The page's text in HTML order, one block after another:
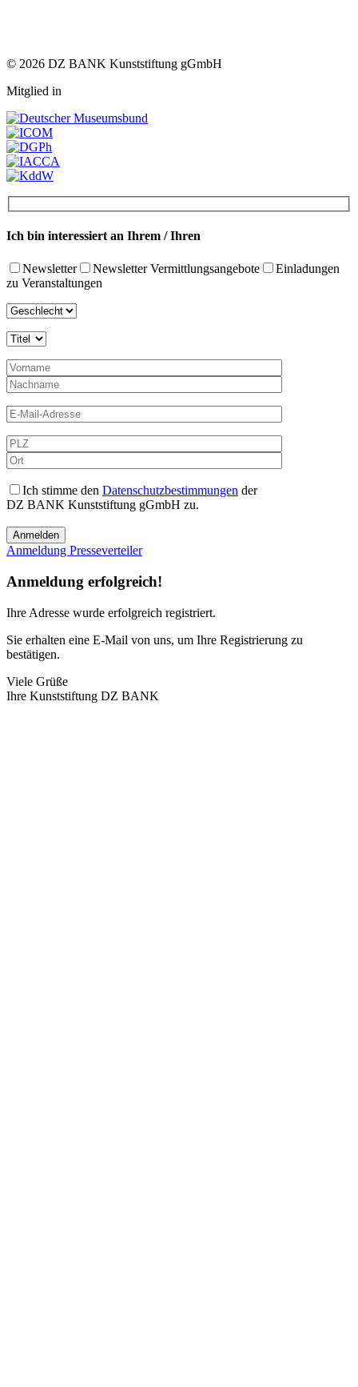
© 2026 DZ BANK Kunststiftung gGmbH
Mitglied in
Ich bin interessiert an Ihrem / Ihren
Newsletter Newsletter Vermittlungsangebote
Einladungen
zu Veranstaltungen
Ich stimme den Datenschutzbestimmungen der
DZ BANK Kunststiftung gGmbH zu.
Anmeldung Presseverteiler
Anmeldung erfolgreich!
Ihre Adresse wurde erfolgreich registriert.
Sie erhalten eine E-Mail von uns, um Ihre Registrierung zu
bestätigen.
Viele Grüße
Ihre Kunststiftung DZ BANK